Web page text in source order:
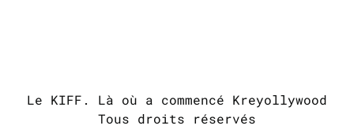
Le KIFF. Là où a commencé Kreyollywood
Tous droits réservés